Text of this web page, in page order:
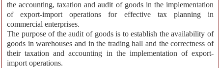
the accounting, taxation and audit of goods in the implementation
of export-import operations for effective tax planning in
commercial enterprises.
The purpose of the audit of goods is to establish the availability of
goods in warehouses and in the trading hall and the correctness of
their taxation and accounting in the implementation of export-
import operations.